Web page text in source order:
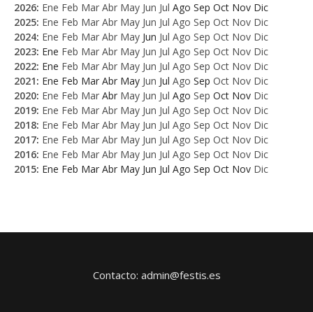
2026: Ene Feb Mar Abr May Jun Jul Ago Sep Oct Nov Dic
2025: Ene Feb Mar Abr May Jun Jul Ago Sep Oct Nov Dic
2024: Ene Feb Mar Abr May Jun Jul Ago Sep Oct Nov Dic
2023: Ene Feb Mar Abr May Jun Jul Ago Sep Oct Nov Dic
2022: Ene Feb Mar Abr May Jun Jul Ago Sep Oct Nov Dic
2021: Ene Feb Mar Abr May Jun Jul Ago Sep Oct Nov Dic
2020: Ene Feb Mar Abr May Jun Jul Ago Sep Oct Nov Dic
2019: Ene Feb Mar Abr May Jun Jul Ago Sep Oct Nov Dic
2018: Ene Feb Mar Abr May Jun Jul Ago Sep Oct Nov Dic
2017: Ene Feb Mar Abr May Jun Jul Ago Sep Oct Nov Dic
2016: Ene Feb Mar Abr May Jun Jul Ago Sep Oct Nov Dic
2015: Ene Feb Mar Abr May Jun Jul Ago Sep Oct Nov Dic
Contacto: admin@festis.es